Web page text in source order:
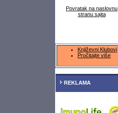
Povratak na naslovnu
stranu sajta
Književni Klubovi
Pročitajte više
REKLAMA